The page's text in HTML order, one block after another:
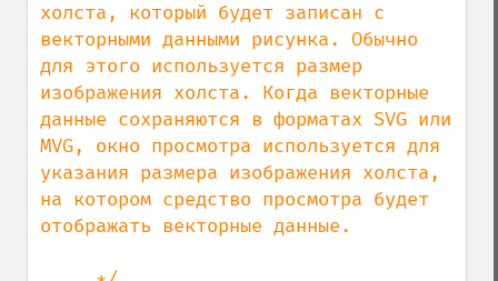
холста, который будет записан с
векторными данными рисунка. Обычно
для этого используется размер
изображения холста. Когда векторные
данные сохраняются в форматах SVG или
MVG, окно просмотра используется для
указания размера изображения холста,
на котором средство просмотра будет
отображать векторные данные.